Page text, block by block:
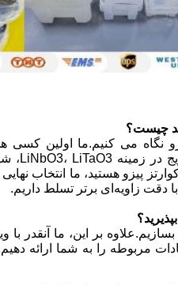
چیست؟
پیزو هستید، ما انتخاب
مربوطه را به شما ارائه